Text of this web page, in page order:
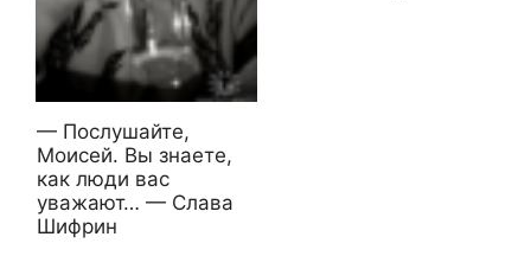
— Послушайте,
Моисей. Вы знаете,
как люди вас
уважают… — Слава
Шифрин